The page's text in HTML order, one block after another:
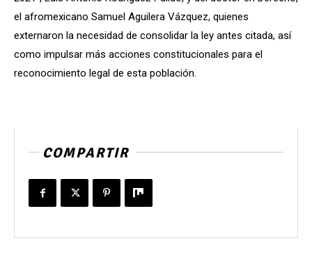
el afromexicano Samuel Aguilera Vázquez, quienes
externaron la necesidad de consolidar la ley antes citada, así
como impulsar más acciones constitucionales para el
reconocimiento legal de esta población.
COMPARTIR